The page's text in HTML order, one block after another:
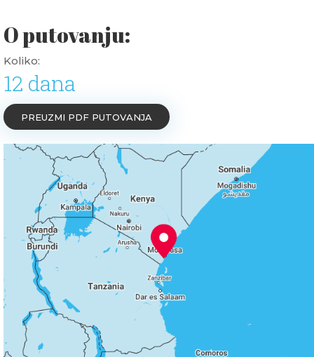
O putovanju:
Koliko:
12 dana
PREUZMI PDF PUTOVANJA